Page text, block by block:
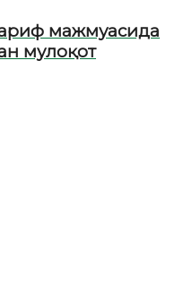
мажмуасида
мулоқот